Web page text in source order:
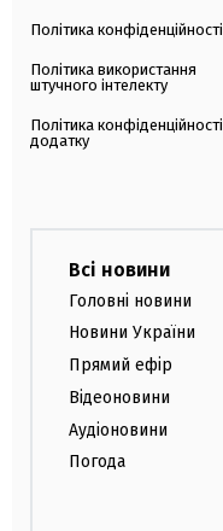
Політика конфіденційності
Політика використання
штучного інтелекту
Політика конфіденційності
додатку
Всі новини
Головні новини
Новини України
Прямий ефір
Відеоновини
Аудіоновини
Погода